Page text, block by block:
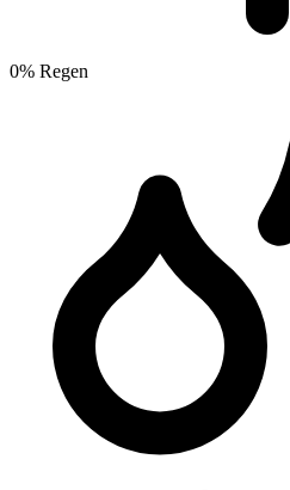
0% Regen